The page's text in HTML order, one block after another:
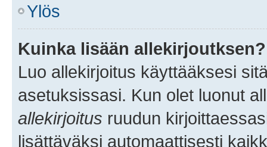
Ylös
Kuinka lisään allekirjoutksen?
Luo allekirjoitus käyttääksesi
asetuksissasi. Kun olet luonut
allekirjoitus ruudun
lisättäväksi automaattisesti